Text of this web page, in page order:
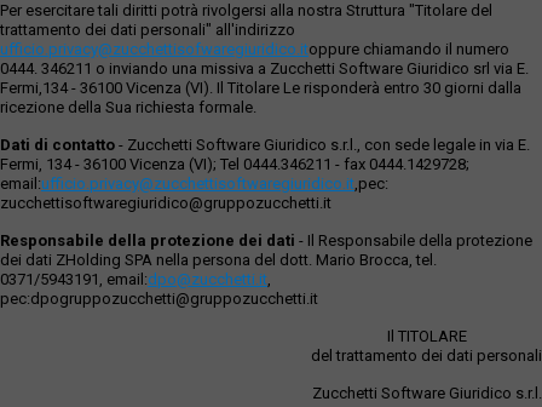
Per esercitare tali diritti potrà rivolgersi alla nostra Struttura "Titolare del
trattamento dei dati personali" all'indirizzo
ufficio.privacy@zucchettisofwaregiuridico.itoppure chiamando il numero
0444. 346211 o inviando una missiva a Zucchetti Software Giuridico srl via E.
Fermi,134 - 36100 Vicenza (VI). Il Titolare Le risponderà entro 30 giorni dalla
ricezione della Sua richiesta formale.
Dati di contatto - Zucchetti Software Giuridico s.r.l., con sede legale in via E.
Fermi, 134 - 36100 Vicenza (VI); Tel 0444.346211 - fax 0444.1429728;
email:ufficio.privacy@zucchettisoftwaregiuridico.it,pec:
zucchettisoftwaregiuridico@gruppozucchetti.it
Responsabile della protezione dei dati - Il Responsabile della protezione
dei dati ZHolding SPA nella persona del dott. Mario Brocca, tel.
0371/5943191, email:dpo@zucchetti.it,
pec:dpogruppozucchetti@gruppozucchetti.it
Il TITOLARE
del trattamento dei dati personali
Zucchetti Software Giuridico s.r.l.